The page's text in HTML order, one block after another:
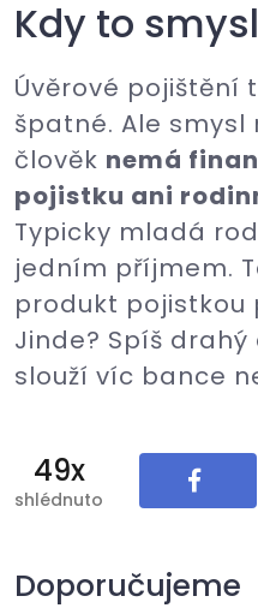
Kdy to
Úvěrové pojištění
špatné. Ale smysl
člověk nemá
pojistku ani
Typicky mladá
jedním příjmem.
produkt pojistkou
Jinde? Spíš
slouží víc bance
49x
shlédnuto
Doporučujeme